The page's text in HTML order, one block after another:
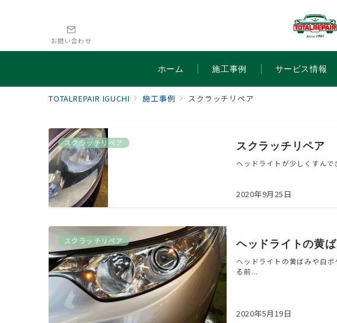
お問い合わせ
ホーム 施工事例 サービス情報
TOTALREPAIR IGUCHI 施工事例 スクラッチリペア
スクラッチリペア スクラッチリペア
ヘッドライトが少しくすん
2020年9月25日
スクラッチリペア ヘッドライトの黄
ヘッドライトの黄ばみや白
る前...
2020年5月19日